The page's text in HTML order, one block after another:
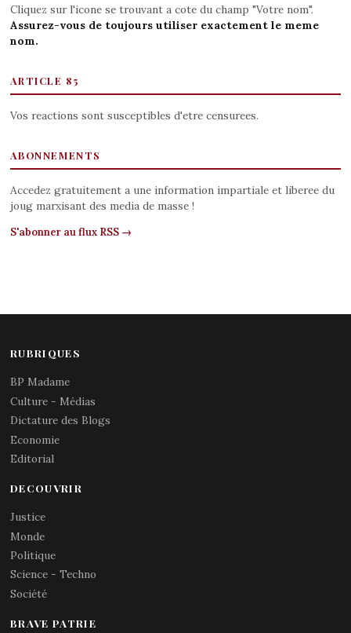
Cliquez sur l'icone se trouvant a cote du champ "Votre nom".
Assurez-vous de toujours utiliser exactement le meme
nom.
ARTICLE 85
Vos reactions sont susceptibles d'etre censurees.
ABONNEMENTS
Accedez gratuitement a une information impartiale et liberee du
joug marxisant des media de masse !
S'abonner au flux RSS →
RUBRIQUES
BP Madame
Culture - Médias
Dictature des Blogs
Economie
Editorial
DECOUVRIR
Justice
Monde
Politique
Science - Techno
Société
BRAVE PATRIE